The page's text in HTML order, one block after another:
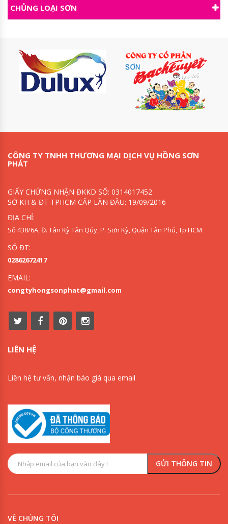
CHỦNG LOẠI SƠN
CÔNG TY TNHH THƯƠNG MẠI DỊCH VỤ HỒNG SƠN
PHÁT
GIẤY CHỨNG NHẬN ĐKKD SỐ: 0314017452
SỞ KH & ĐT TPHCM CẤP LẦN ĐẦU: 19/09/2016
ĐỊA CHỈ:
Số 438/6A, Đ. Tân Kỳ Tân Qúy, P. Sơn Kỳ, Quận Tân Phú, Tp.HCM
SỐ ĐT:
02862672417
EMAIL:
congtyhongsonphat@gmail.com
LIÊN HỆ
Liên hệ tư vấn, nhận báo giá qua email
VỀ CHÚNG TÔI